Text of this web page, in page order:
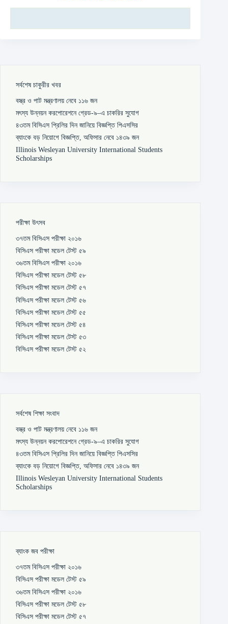
সর্বশেষ চাকুরীর খবর
বস্ত্র ও পাট মন্ত্রণালয় নেবে ১১৬ জন
মৎস্য উন্নয়ন করপোরেশনে গ্রেড-৯–এ চাকরির সুযোগ
৪৩তম বিসিএস প্রিলির দিন জানিয়ে বিজ্ঞপ্তি পিএসসির
ব্যাংকে বড় নিয়োগে বিজ্ঞপ্তি, অফিসার নেবে ১৪৩৯ জন
Illinois Wesleyan University International Students
Scholarships
পরীক্ষা উৎসব
৩৭তম বিসিএস পরীক্ষা ২০১৬
বিসিএস পরীক্ষা মডেল টেস্ট ৫৯
৩৬তম বিসিএস পরীক্ষা ২০১৬
বিসিএস পরীক্ষা মডেল টেস্ট ৫৮
বিসিএস পরীক্ষা মডেল টেস্ট ৫৭
বিসিএস পরীক্ষা মডেল টেস্ট ৫৬
বিসিএস পরীক্ষা মডেল টেস্ট ৫৫
বিসিএস পরীক্ষা মডেল টেস্ট ৫৪
বিসিএস পরীক্ষা মডেল টেস্ট ৫৩
বিসিএস পরীক্ষা মডেল টেস্ট ৫২
সর্বশেষ শিক্ষা সংবাদ
বস্ত্র ও পাট মন্ত্রণালয় নেবে ১১৬ জন
মৎস্য উন্নয়ন করপোরেশনে গ্রেড-৯–এ চাকরির সুযোগ
৪৩তম বিসিএস প্রিলির দিন জানিয়ে বিজ্ঞপ্তি পিএসসির
ব্যাংকে বড় নিয়োগে বিজ্ঞপ্তি, অফিসার নেবে ১৪৩৯ জন
Illinois Wesleyan University International Students
Scholarships
ব্যাংক জব পরীক্ষা
৩৭তম বিসিএস পরীক্ষা ২০১৬
বিসিএস পরীক্ষা মডেল টেস্ট ৫৯
৩৬তম বিসিএস পরীক্ষা ২০১৬
বিসিএস পরীক্ষা মডেল টেস্ট ৫৮
বিসিএস পরীক্ষা মডেল টেস্ট ৫৭